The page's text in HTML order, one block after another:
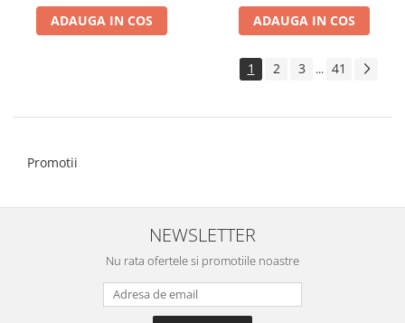
ADAUGA IN COS ADAUGA IN COS
1 2 3 ... 41
Promotii
NEWSLETTER
Nu rata ofertele si promotiile noastre